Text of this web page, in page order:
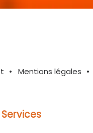
Mentions légales
Services